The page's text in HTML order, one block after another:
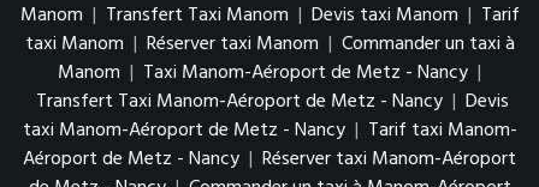
Manom | Transfert Taxi Manom | Devis taxi Manom | Tarif
taxi Manom | Réserver taxi Manom | Commander un taxi à
Manom | Taxi Manom-Aéroport de Metz - Nancy |
Transfert Taxi Manom-Aéroport de Metz - Nancy | Devis
taxi Manom-Aéroport de Metz - Nancy | Tarif taxi Manom-
Aéroport de Metz - Nancy | Réserver taxi Manom-Aéroport